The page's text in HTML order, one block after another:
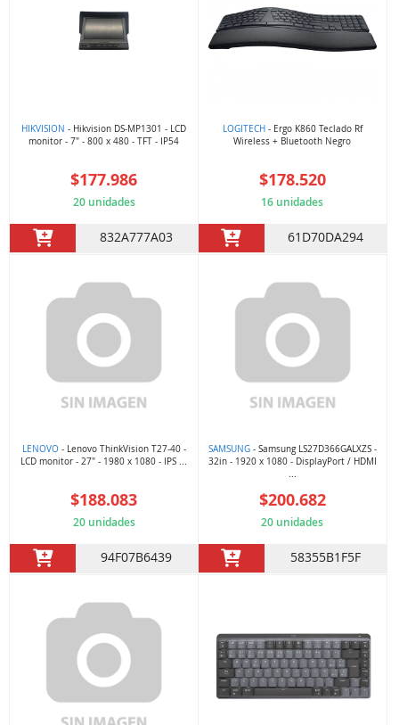
HIKVISION - Hikvision DS-MP1301 - LCD
monitor - 7" - 800 x 480 - TFT - IP54
$177.986
20 unidades
832A777A03
LOGITECH- Ergo K860 Teclado Rf
Wireless + Bluetooth Negro
$178.520
16 unidades
61D70DA294
LENOVO- Lenovo ThinkVision T27-40 -
LCD monitor - 27" - 1980 x 1080 - IPS ...
$188.083
20 unidades
94F07B6439
SAMSUNG- Samsung LS27D366GALXZS -
32in - 1920 x 1080 - DisplayPort / HDMI
...
$200.682
20 unidades
58355B1F5F